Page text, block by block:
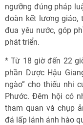
ngưỡng đúng pháp
đoàn kết lương giáo,
đua yêu nước, góp
phát triển.
* Từ 18 giờ đến 22
phần Dược Hậu
ngào” cho thiếu nhi
Phước. Đêm hội có
tham quan và chụp
đá lấp lánh ánh hào